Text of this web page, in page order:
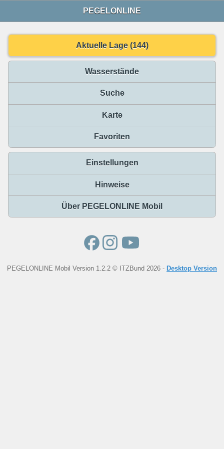
PEGELONLINE
Aktuelle Lage (144)
Wasserstände
Suche
Karte
Favoriten
Einstellungen
Hinweise
Über PEGELONLINE Mobil
PEGELONLINE Mobil Version 1.2.2 © ITZBund 2026 - Desktop Version